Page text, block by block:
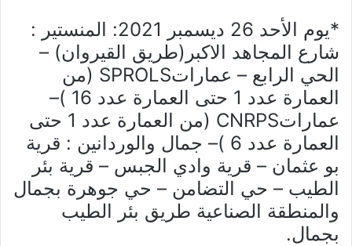
*يوم الأحد 26 ديسمبر 2021: المنستير :
شارع المجاهد الاكبر(طريق القيروان) –
الحي الرابع – عماراتSPROLS (من
العمارة عدد 1 حتى العمارة عدد 16 )–
عماراتCNRPS (من العمارة عدد 1 حتى
العمارة عدد 6 )– جمال والوردانين : قرية
بو عثمان – قرية وادي الجبس – قرية بئر
الطيب – حي التضامن – حي جوهرة بجمال
والمنطقة الصناعية طريق بئر الطيب
بجمال.